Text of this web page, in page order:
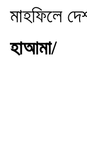
মাহফিলে
হাআমা/